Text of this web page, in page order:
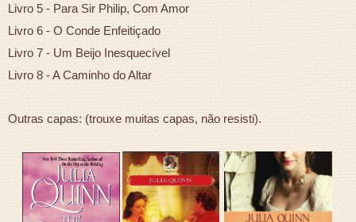
Livro 5 - Para Sir Philip, Com Amor
Livro 6 - O Conde Enfeitiçado
Livro 7 - Um Beijo Inesquecível
Livro 8 -A Caminho do Altar
Outras capas: (trouxe muitas capas, não resisti).